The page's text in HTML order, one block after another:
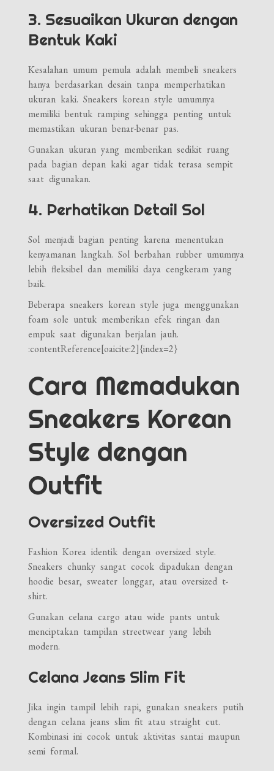
3. Sesuaikan Ukuran dengan
Bentuk Kaki
Kesalahan umum pemula adalah membeli sneakers
hanya berdasarkan desain tanpa memperhatikan
ukuran kaki. Sneakers korean style umumnya
memiliki bentuk ramping sehingga penting untuk
memastikan ukuran benar-benar pas.
Gunakan ukuran yang memberikan sedikit ruang
pada bagian depan kaki agar tidak terasa sempit
saat digunakan.
4. Perhatikan Detail Sol
Sol menjadi bagian penting karena menentukan
kenyamanan langkah. Sol berbahan rubber umumnya
lebih fleksibel dan memiliki daya cengkeram yang
baik.
Beberapa sneakers korean style juga menggunakan
foam sole untuk memberikan efek ringan dan
empuk saat digunakan berjalan jauh.
:contentReference[oaicite:2]{index=2}
Cara Memadukan
Sneakers Korean
Style dengan
Outfit
Oversized Outfit
Fashion Korea identik dengan oversized style.
Sneakers chunky sangat cocok dipadukan dengan
hoodie besar, sweater longgar, atau oversized t-
shirt.
Gunakan celana cargo atau wide pants untuk
menciptakan tampilan streetwear yang lebih
modern.
Celana Jeans Slim Fit
Jika ingin tampil lebih rapi, gunakan sneakers putih
dengan celana jeans slim fit atau straight cut.
Kombinasi ini cocok untuk aktivitas santai maupun
semi formal.